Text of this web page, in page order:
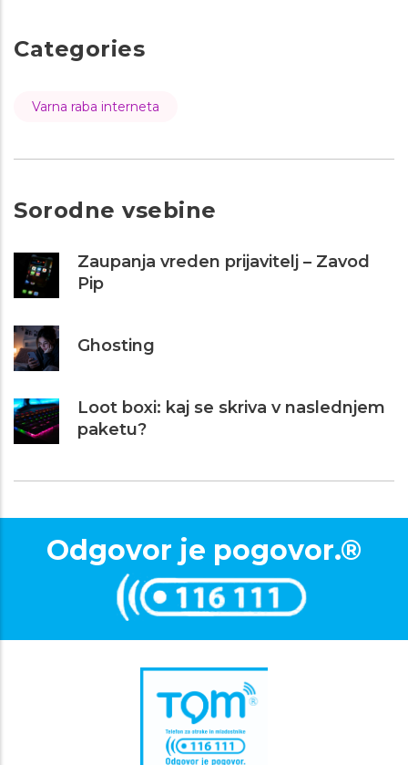
Categories
Varna raba interneta
Sorodne vsebine
Zaupanja vreden prijavitelj – Zavod
Pip
Ghosting
Loot boxi: kaj se skriva v naslednjem
paketu?
Odgovor je pogovor.®